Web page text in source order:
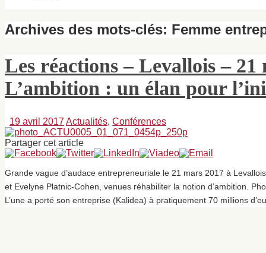
Archives des mots-clés: Femme
Les réactions – Levallois –
L’ambition : un élan pour
19 avril 2017 Actualités, Conférences
Partager cet article
Grande vague d’audace entrepreneuriale le 21 mars 2017 à
et Evelyne Platnic-Cohen, venues réhabiliter la notion d’ambition.
L’une a porté son entreprise (Kalidea) à pratiquement 70 millions